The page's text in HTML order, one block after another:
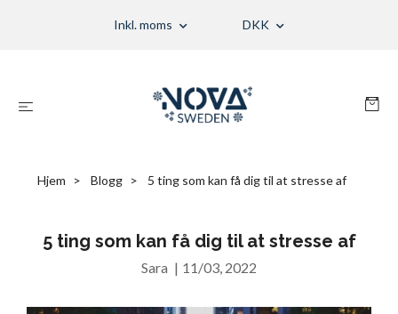
Inkl. moms DKK
Hjem Blogg 5 ting som kan få dig til at stresse af
5 ting som kan få dig til at stresse af
Sara | 11/03, 2022